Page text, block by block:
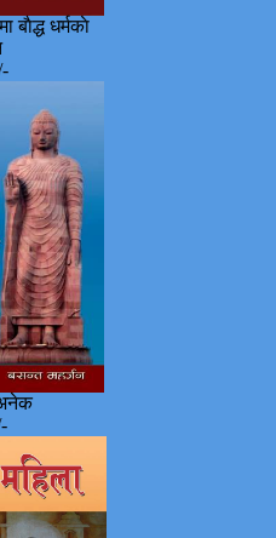
बाैद्ध धर्मकाे